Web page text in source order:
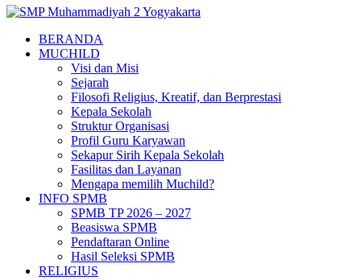
BERANDA
MUCHILD
Visi dan Misi
Sejarah
Filosofi Religius, Kreatif, dan Berprestasi
Kepala Sekolah
Struktur Organisasi
Profil Guru Karyawan
Sekapur Sirih Kepala Sekolah
Fasilitas dan Layanan
Mengapa memilih Muchild?
INFO SPMB
SPMB TP 2026 – 2027
Beasiswa SPMB
Pendaftaran Online
Hasil Seleksi SPMB
RELIGIUS